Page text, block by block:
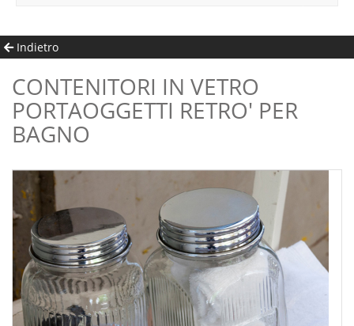
Indietro
CONTENITORI IN VETRO
PORTAOGGETTI RETRO' PER
BAGNO